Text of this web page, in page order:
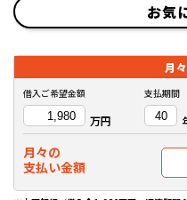
お気
月
借入ご希望金額
万円
支払期間
月々の
支払い金額